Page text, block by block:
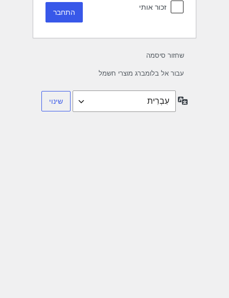
זכור אותי
שחזור סיסמה
עבור אל בלומברג מוצרי חשמל
שפה